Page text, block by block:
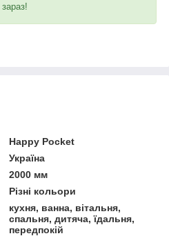
зараз!
Happy Pocket
Україна
2000 мм
Різні кольори
кухня, ванна, вітальня,
спальня, дитяча, їдальня,
передпокій